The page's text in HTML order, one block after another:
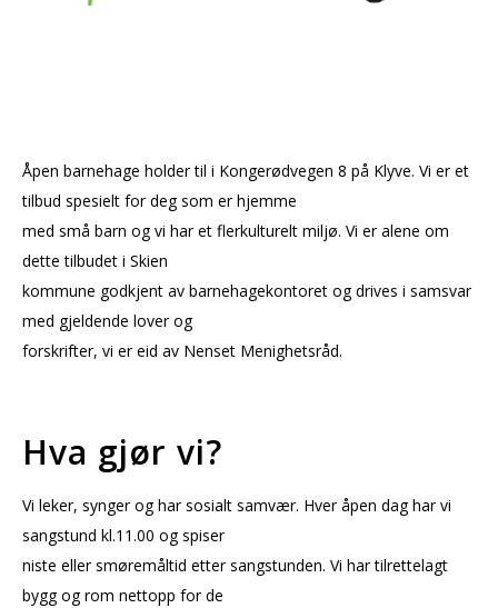
Åpen barnehage holder til i Kongerødvegen 8 på Klyve. Vi er et
tilbud spesielt for deg som er hjemme
med små barn og vi har et flerkulturelt miljø. Vi er alene om
dette tilbudet i Skien
kommune godkjent av barnehagekontoret og drives i samsvar
med gjeldende lover og
forskrifter, vi er eid av Nenset Menighetsråd.
Hva gjør vi?
Vi leker, synger og har sosialt samvær. Hver åpen dag har vi
sangstund kl.11.00 og spiser
niste eller smøremåltid etter sangstunden. Vi har tilrettelagt
bygg og rom nettopp for de